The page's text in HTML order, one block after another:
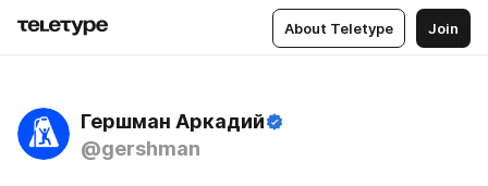
About Teletype Join
Гершман Аркадий
@gershman